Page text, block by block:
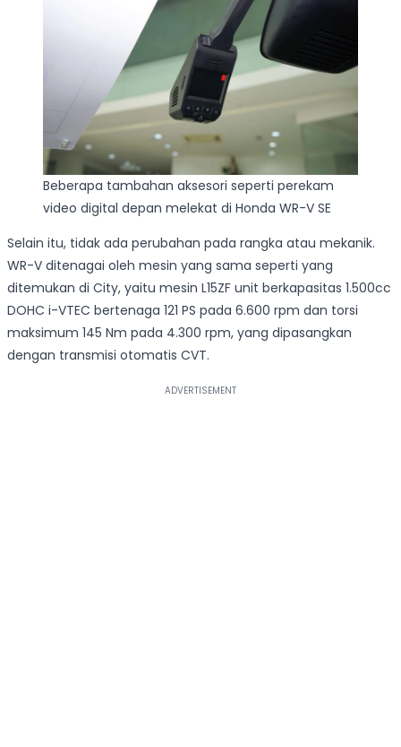
Beberapa tambahan aksesori seperti perekam
video digital depan melekat di Honda WR-V SE
Selain itu, tidak ada perubahan pada rangka atau mekanik.
WR-V ditenagai oleh mesin yang sama seperti yang
ditemukan di City, yaitu mesin L15ZF unit berkapasitas 1.500cc
DOHC i-VTEC bertenaga 121 PS pada 6.600 rpm dan torsi
maksimum 145 Nm pada 4.300 rpm, yang dipasangkan
dengan transmisi otomatis CVT.